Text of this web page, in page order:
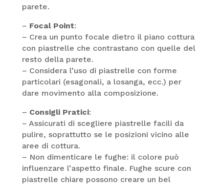
parete.
– Focal Point:
– Crea un punto focale dietro il piano cottura
con piastrelle che contrastano con quelle del
resto della parete.
– Considera l’uso di piastrelle con forme
particolari (esagonali, a losanga, ecc.) per
dare movimento alla composizione.
– Consigli Pratici:
– Assicurati di scegliere piastrelle facili da
pulire, soprattutto se le posizioni vicino alle
aree di cottura.
– Non dimenticare le fughe: il colore può
influenzare l’aspetto finale. Fughe scure con
piastrelle chiare possono creare un bel